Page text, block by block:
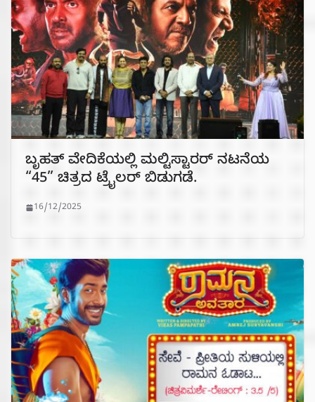
ಬೃಹತ್ ವೇದಿಕೆಯಲ್ಲಿ ಮಲ್ಟಿಸ್ಟಾರರ್ ನಟನೆಯ
“45” ಚಿತ್ರದ ಟ್ರೈಲರ್ ಬಿಡುಗಡೆ.
16/12/2025